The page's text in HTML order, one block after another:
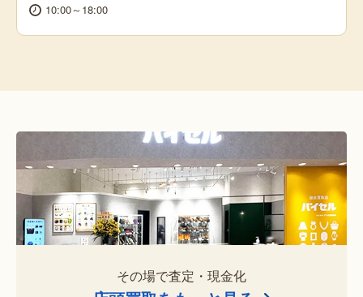
10:00～18:00
その場で査定・現金化